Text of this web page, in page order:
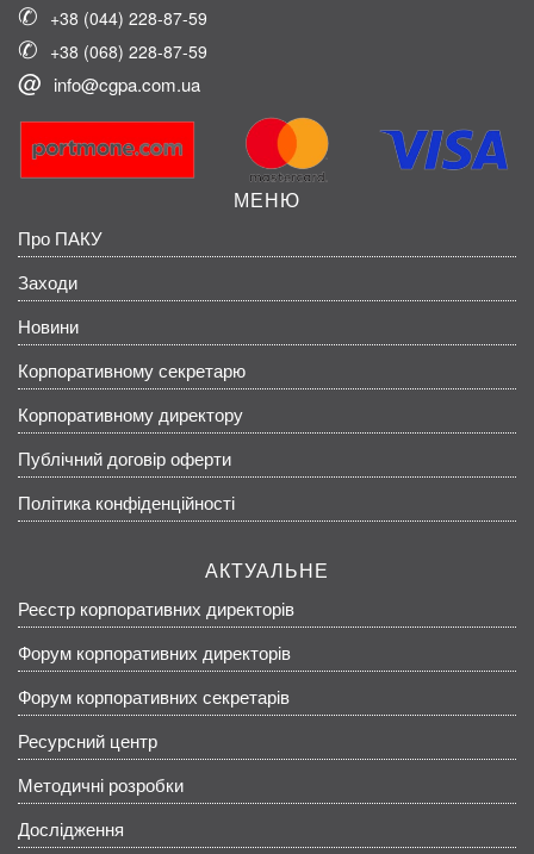
+38 (044) 228-87-59
+38 (068) 228-87-59
info@cgpa.com.ua
МЕНЮ
Про ПАКУ
Заходи
Новини
Корпоративному секретарю
Корпоративному директору
Публічний договір оферти
Політика конфіденційності
АКТУАЛЬНЕ
Реєстр корпоративних директорів
Форум корпоративних директорів
Форум корпоративних секретарів
Ресурсний центр
Методичні розробки
Дослідження